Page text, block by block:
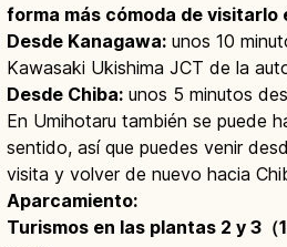
forma más cómoda de visitarlo
Desde Kanagawa: unos 10
Kawasaki Ukishima JCT de la
Desde Chiba: unos 5 minutos
En Umihotaru también se puede
sentido, así que puedes venir
visita y volver de nuevo hacia
Aparcamiento:
Turismos en las plantas 2 y 3（